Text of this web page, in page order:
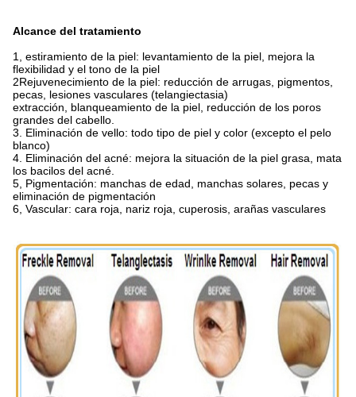
Alcance del tratamiento
1, estiramiento de la piel: levantamiento de la piel, mejora la
flexibilidad y el tono de la piel
2Rejuvenecimiento de la piel: reducción de arrugas, pigmentos,
pecas, lesiones vasculares (telangiectasia)
extracción, blanqueamiento de la piel, reducción de los poros
grandes del cabello.
3. Eliminación de vello: todo tipo de piel y color (excepto el pelo
blanco)
4. Eliminación del acné: mejora la situación de la piel grasa, mata
los bacilos del acné.
5, Pigmentación: manchas de edad, manchas solares, pecas y
eliminación de pigmentación
6, Vascular: cara roja, nariz roja, cuperosis, arañas vasculares